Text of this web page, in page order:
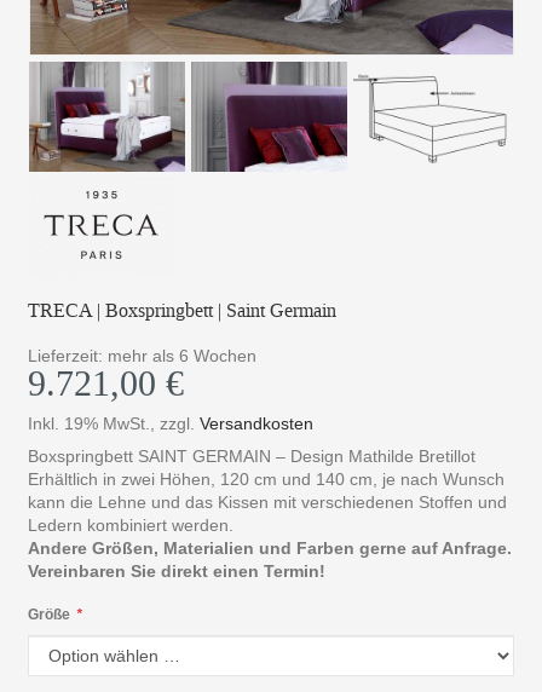
TRECA | Boxspringbett | Saint Germain
Lieferzeit: mehr als 6 Wochen
9.721,00 €
Inkl. 19% MwSt. ,zzgl.Versandkosten
Boxspringbett SAINT GERMAIN – Design Mathilde Bretillot
Erhältlich in zwei Höhen, 120 cm und 140 cm, je nach Wunsch
kann die Lehne und das Kissen mit verschiedenen Stoffen und
Ledern kombiniert werden.
Andere Größen, Materialien und Farben gerne auf Anfrage.
Vereinbaren Sie direkt einen Termin!
*
Größe